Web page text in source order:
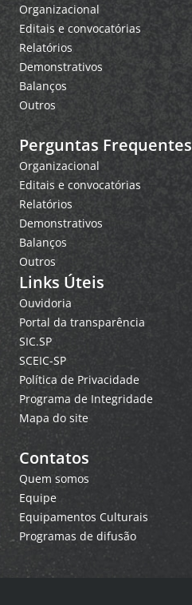
Organizacional
Editais e convocatórias
Relatórios
Demonstrativos
Balanços
Outros
Perguntas Frequentes
Organizacional
Editais e convocatórias
Relatórios
Demonstrativos
Balanços
Outros
Links Úteis
Ouvidoria
Portal da transparência
SIC.SP
SCEIC-SP
Política de Privacidade
Programa de Integridade
Mapa do site
Contatos
Quem somos
Equipe
Equipamentos Culturais
Programas de difusão